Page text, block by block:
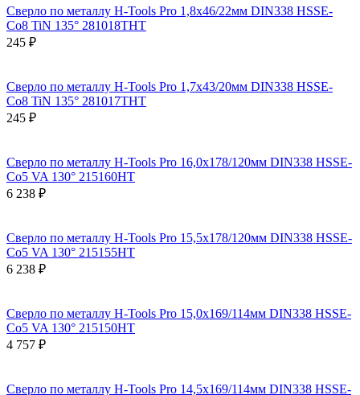
Сверло по металлу H-Tools Pro 1,8x46/22мм DIN338 HSSE-
Co8 TiN 135° 281018THT
245 ₽
Сверло по металлу H-Tools Pro 1,7x43/20мм DIN338 HSSE-
Co8 TiN 135° 281017THT
245 ₽
Сверло по металлу H-Tools Pro 16,0x178/120мм DIN338 HSSE-
Co5 VA 130° 215160HT
6 238 ₽
Сверло по металлу H-Tools Pro 15,5x178/120мм DIN338 HSSE-
Co5 VA 130° 215155HT
6 238 ₽
Сверло по металлу H-Tools Pro 15,0x169/114мм DIN338 HSSE-
Co5 VA 130° 215150HT
4 757 ₽
Сверло по металлу H-Tools Pro 14,5x169/114мм DIN338 HSSE-